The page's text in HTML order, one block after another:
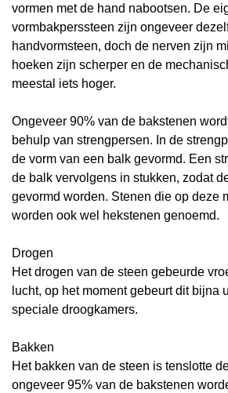
vormen met de hand nabootsen. De
vormbakperssteen zijn ongeveer
handvormsteen, doch de nerven zijn
hoeken zijn scherper en de
meestal iets hoger.
Ongeveer 90% van de bakstenen
behulp van strengpersen. In de
de vorm van een balk gevormd. Een
de balk vervolgens in stukken, zodat
gevormd worden. Stenen die op deze
worden ook wel hekstenen genoemd.
Drogen
Het drogen van de steen gebeurde
lucht, op het moment gebeurt dit bijna
speciale droogkamers.
Bakken
Het bakken van de steen is tenslotte
ongeveer 95% van de bakstenen